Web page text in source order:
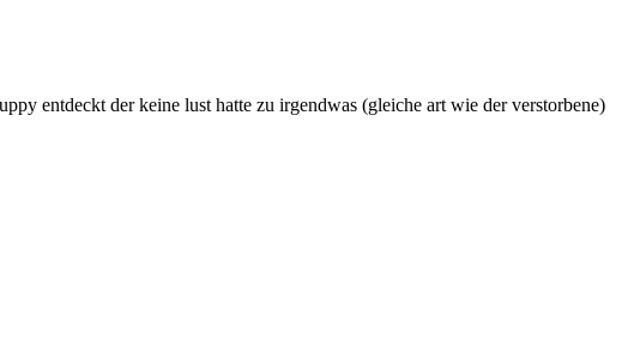
entdeckt der keine lust hatte zu irgendwas (gleiche art wie der verstorbene)